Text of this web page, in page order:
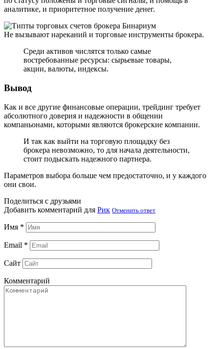
аналитике, и приоритетное получение денег.
Не вызывают нареканий и торговые инструменты брокера.
Среди активов числятся только самые
востребованные ресурсы: сырьевые товары,
акции, валюты, индексы.
Вывод
Как и все другие финансовые операции, трейдинг требует
абсолютного доверия и надежности в общении
компаньонами, которыми являются брокерские компании.
И так как выйти на торговую площадку без
брокера невозможно, то для начала деятельности,
стоит подыскать надежного партнера.
Параметров выбора больше чем предостаточно, и у каждого
они свои.
Поделиться с друзьями
Добавить комментарий для Рик Отменить ответ
Имя *
Email *
Сайт
Комментарий